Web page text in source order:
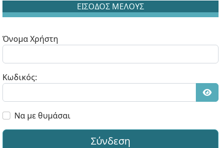
ΕΙΣΟΔΟΣ ΜΕΛΟΥΣ
Όνομα Χρήστη
Κωδικός:
Να με θυμάσαι
Σύνδεση